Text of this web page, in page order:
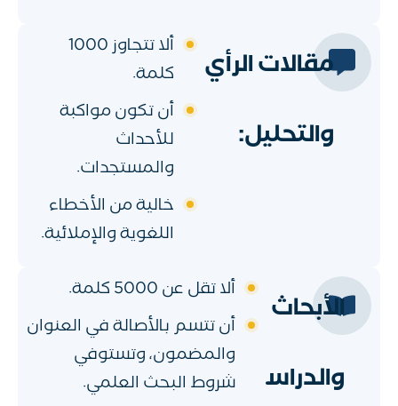
ألا تتجاوز 1000
كلمة.
أن تكون مواكبة
للأحداث
والمستجدات.
خالية من الأخطاء
اللغوية والإملائية.
مقالات الرأي
والتحليل:
ألا تقل عن 5000 كلمة.
أن تتسم بالأصالة في العنوان
والمضمون، وتستوفي
شروط البحث العلمي.
الأبحاث
والدراس